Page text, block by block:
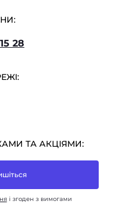
28
ТА АКЦІЯМИ:
і згоден з вимогами